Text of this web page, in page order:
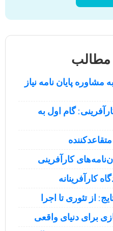
مشاوره پایان نامه نیاز
گام اول به
کارآفرینی
کارآفرینانه
از تئوری تا اجرا
برای دنیای واقعی